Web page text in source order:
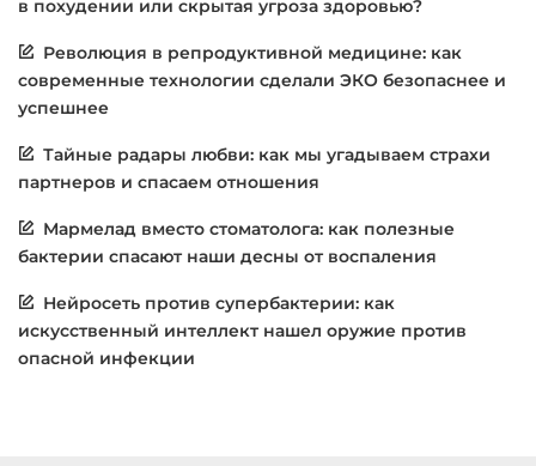
в похудении или скрытая угроза здоровью?
Революция в репродуктивной медицине: как
современные технологии сделали ЭКО безопаснее и
успешнее
Тайные радары любви: как мы угадываем страхи
партнеров и спасаем отношения
Мармелад вместо стоматолога: как полезные
бактерии спасают наши десны от воспаления
Нейросеть против супербактерии: как
искусственный интеллект нашел оружие против
опасной инфекции